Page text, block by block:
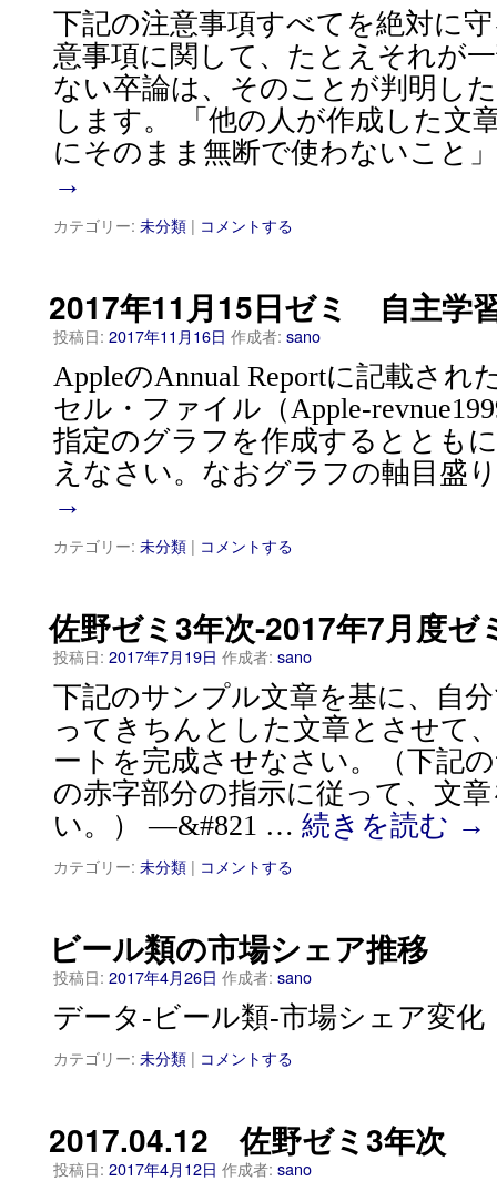
下記の注意事項すべてを絶対に
意事項に関して、たとえそれが
ない卒論は、そのことが判明し
します。 「他の人が作成した文
にそのまま無断で使わないこと
→
カテゴリー: 未分類 | コメントする
2017年11月15日ゼミ 自主学
投稿日: 2017年11月16日 作成者: sano
AppleのAnnual Reportに記載され
セル・ファイル（Apple-
指定のグラフを作成するととも
えなさい。なおグラフの軸目盛
→
カテゴリー: 未分類 | コメントする
佐野ゼミ3年次-2017年7月度ゼ
投稿日: 2017年7月19日 作成者: sano
下記のサンプル文章を基に、自
ってきちんとした文章とさせて
ートを完成させなさい。（下記
の赤字部分の指示に従って、文
い。） —&#821 … 続きを読む →
カテゴリー: 未分類 | コメントする
ビール類の市場シェア推移
投稿日: 2017年4月26日 作成者: sano
データ-ビール類-市場シェア変化
カテゴリー: 未分類 | コメントする
2017.04.12 佐野ゼミ3年次
投稿日: 2017年4月12日 作成者: sano